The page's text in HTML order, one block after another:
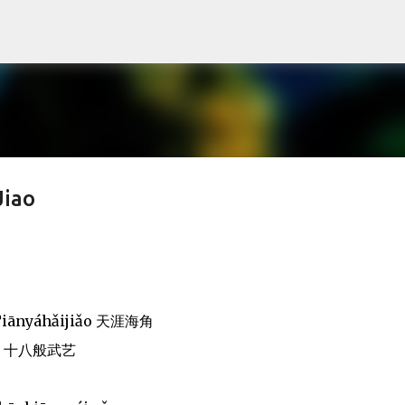
天涯海角
八般武艺